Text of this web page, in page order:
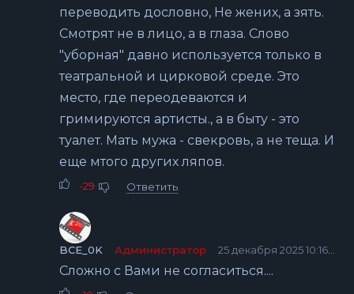
переводить дословно, Не жених, а зять.
Смотрят не в лицо, а в глаза. Слово
"уборная" давно используется только в
театральной и цирковой среде. Это
место, где переодеваются и
гримируются артисты., а в быту - это
туалет. Мать мужа - свекровь, а не теща. И
еще мтого других ляпов.
-29 Ответить
BCE_0K Администратор 25 декабря 2025 10:16
Сложно с Вами не согласиться....